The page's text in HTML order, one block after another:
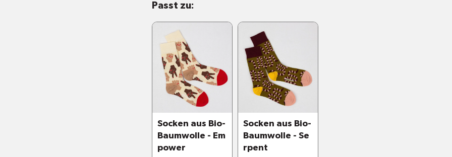
Verwendung von Bleichmittel oder Bügeln
vermeiden
Socken halten länger, wenn man sie nicht in den
Trockner steckt
Passt zu:
Socken aus Bio-
Baumwolle - Em
power
Socken aus Bio-
Baumwolle - Se
rpent